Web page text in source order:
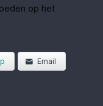
op het
Email